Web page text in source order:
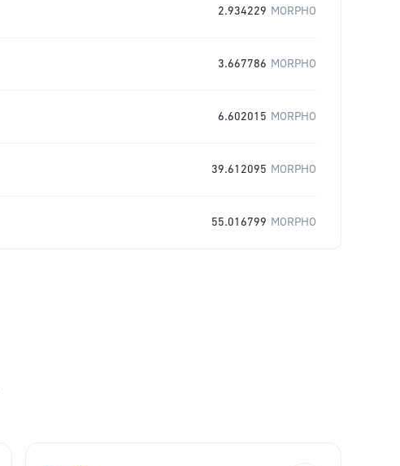
2.934229 MORPHO
3.667786 MORPHO
6.602015 MORPHO
39.612095 MORPHO
55.016799 MORPHO